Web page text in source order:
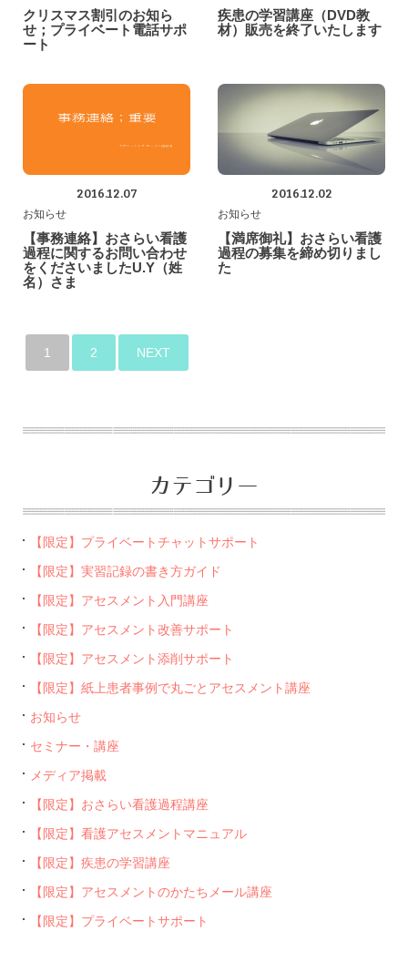
クリスマス割引のお知ら
せ；プライベート電話サポ
ート
疾患の学習講座（DVD教
材）販売を終了いたします
2016.12.07
お知らせ
【事務連絡】おさらい看護
過程に関するお問い合わせ
をくださいましたU.Y（姓
名）さま
2016.12.02
お知らせ
【満席御礼】おさらい看護
過程の募集を締め切りまし
た
1 2 NEXT
カテゴリー
【限定】プライベートチャットサポート
【限定】実習記録の書き方ガイド
【限定】アセスメント入門講座
【限定】アセスメント改善サポート
【限定】アセスメント添削サポート
【限定】紙上患者事例で丸ごとアセスメント講座
お知らせ
セミナー・講座
メディア掲載
【限定】おさらい看護過程講座
【限定】看護アセスメントマニュアル
【限定】疾患の学習講座
【限定】アセスメントのかたちメール講座
【限定】プライベートサポート